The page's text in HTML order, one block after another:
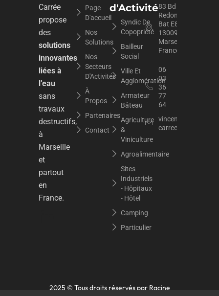
Carrée
propose
des
solutions
innovantes
liées à
l’eau
sans
travaux
destructifs,
à
Marseille
et
partout
en
France.
Page
D'accueil
Nos
Solutions
Nos
Secteurs
D'Activités
À
Propos
Partenaires
Contact
d'Activité
Syndic De
Copopriété
Bailleur
Social
Ville Et
Agglomération
Armateur
Bâteau
Agriculture
&
Viniculture
Agroalimentaire
Sites
Industriels
- Hôpitaux
- Hôtel
Camping
Particulier
83 Bd du
Redon
Bat E8,
13009
Marseille,
France
06
03
36
77
64
carree.org
2025 © Tous droits réservés par Racine